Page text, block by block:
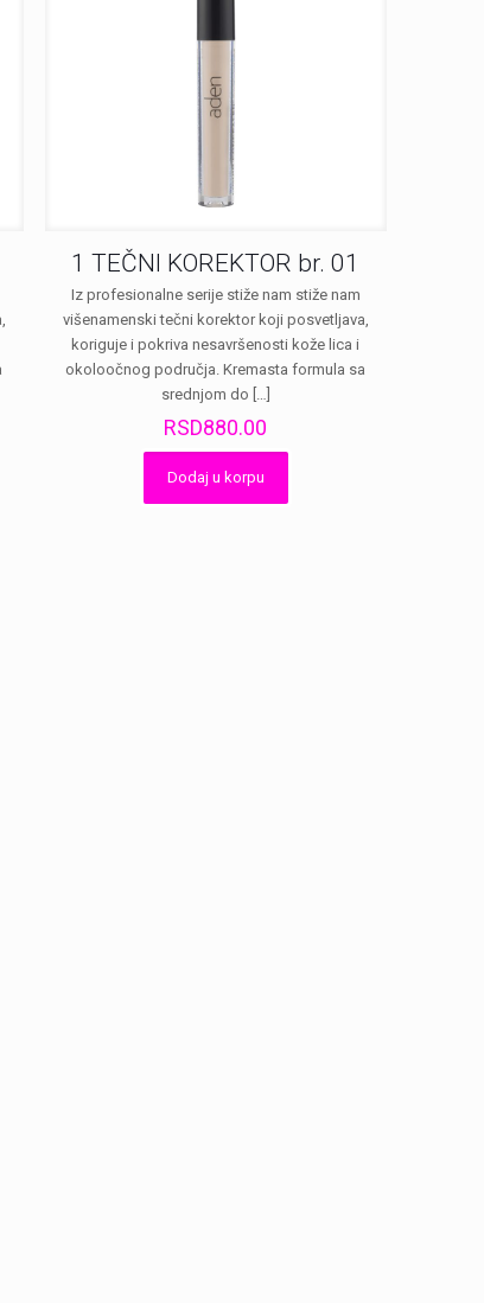
1 TEČNI KOREKTOR br. 01
Iz profesionalne serije stiže nam stiže nam
višenamenski tečni korektor koji posvetljava,
koriguje i pokriva nesavršenosti kože lica i
okoloočnog područja. Kremasta formula sa
srednjom do […]
RSD880.00
Dodaj u korpu